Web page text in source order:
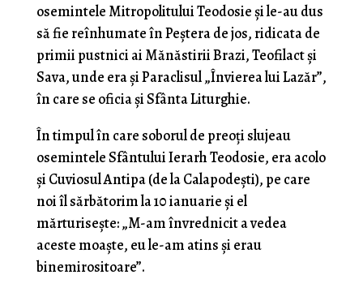
osemintele Mitropolitului Teodosie şi le-au dus
să fie reînhumate în Peştera de jos, ridicata de
primii pustnici ai Mănăstirii Brazi, Teofilact şi
Sava, unde era şi Paraclisul „Învierea lui Lazăr”,
în care se oficia şi Sfânta Liturghie.
În timpul în care soborul de preoţi slujeau
osemintele Sfântului Ierarh Teodosie, era acolo
şi Cuviosul Antipa (de la Calapodeşti), pe care
noi îl sărbătorim la 10 ianuarie şi el
mărturiseşte: „M-am învrednicit a vedea
aceste moaşte, eu le-am atins şi erau
binemirositoare”.